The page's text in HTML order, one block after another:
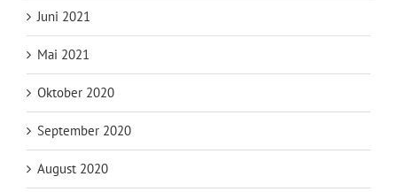
Juni 2021
Mai 2021
Oktober 2020
September 2020
August 2020